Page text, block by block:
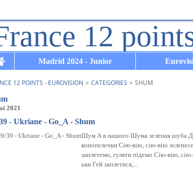
Home
Madrid 2024 - Junior
12 POINTS - EUROVISION > CATEGORIES > SHUM
2021
- Ukriane - Go_A - Shum
Шум А в нашого Шума зеленая шуба
конопелечки Сію-вію, сію-вію
заплетемо, гуляти підемо Сію-вію,
ьки Гей заплетися,...